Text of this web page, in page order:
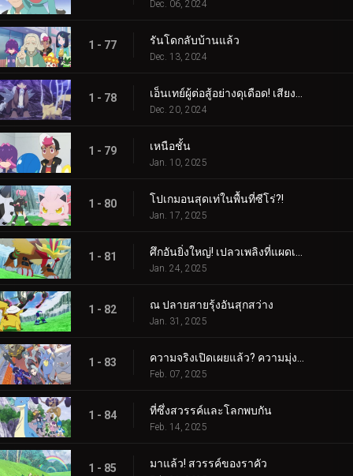
Dec. 06, 2024
1 - 77 รันโดกลับบ้านแล้ว
Dec. 13, 2024
1 - 78
Dec. 20, 2024
1 - 79 เหนือชั้น
Jan. 10, 2025
1 - 80 โปเกมอนสุดเท่ในพื้นที่ซีโร่?!
Jan. 17, 2025
1 - 81
Jan. 24, 2025
1 - 82 ณ ปลายสายรุ้งอันสุกสว่าง
Jan. 31, 2025
1 - 83
Feb. 07, 2025
1 - 84 ที่ซึ่งสวรรค์และโลกพบกัน
Feb. 14, 2025
1 - 85 มาแล้ว! สวรรค์ของราคัว